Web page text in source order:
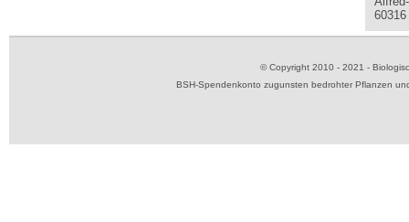
© Copyright 2010 - 2021 -
BSH-Spendenkonto zugunsten bedrohter Pflanzen